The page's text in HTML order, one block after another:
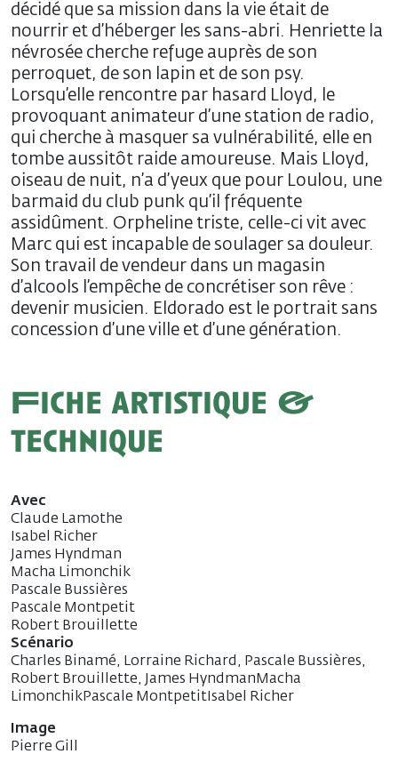
décidé que sa mission dans la vie était de
nourrir et d’héberger les sans-abri. Henriette la
névrosée cherche refuge auprès de son
perroquet, de son lapin et de son psy.
Lorsqu’elle rencontre par hasard Lloyd, le
provoquant animateur d’une station de radio,
qui cherche à masquer sa vulnérabilité, elle en
tombe aussitôt raide amoureuse. Mais Lloyd,
oiseau de nuit, n’a d’yeux que pour Loulou, une
barmaid du club punk qu’il fréquente
assidûment. Orpheline triste, celle-ci vit avec
Marc qui est incapable de soulager sa douleur.
Son travail de vendeur dans un magasin
d’alcools l’empêche de concrétiser son rêve :
devenir musicien. Eldorado est le portrait sans
concession d’une ville et d’une génération.
Fiche artistique &
technique
Avec
Claude Lamothe
Isabel Richer
James Hyndman
Macha Limonchik
Pascale Bussières
Pascale Montpetit
Robert Brouillette
Scénario
Charles Binamé, Lorraine Richard, Pascale Bussières,
Robert Brouillette, James HyndmanMacha
LimonchikPascale MontpetitIsabel Richer
Image
Pierre Gill